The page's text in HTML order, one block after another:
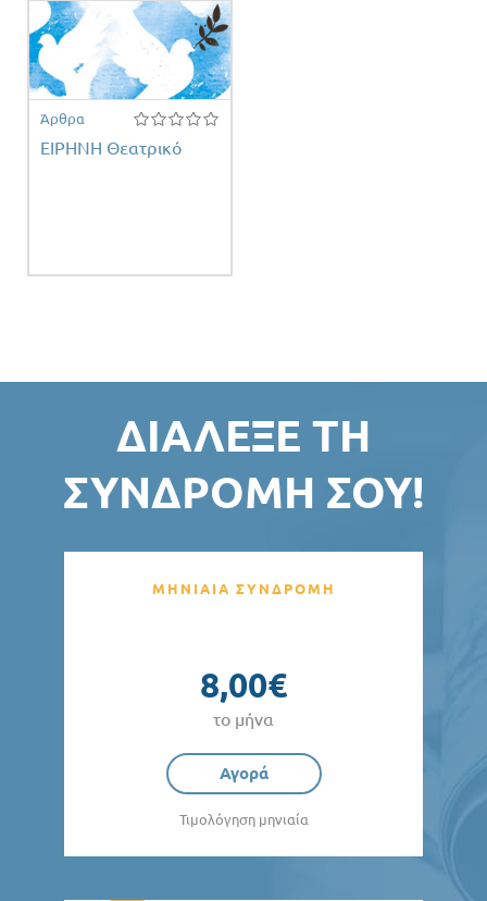
Άρθρα
ΕΙΡΗΝΗ Θεατρικό
ΔΙΆΛΕΞΕ ΤΗ
ΣΥΝΔΡΟΜΉ ΣΟΥ!
ΜΗΝΙΑΙΑ ΣΥΝΔΡΟΜΗ
8,00€
το μήνα
Αγορά
Τιμολόγηση μηνιαία